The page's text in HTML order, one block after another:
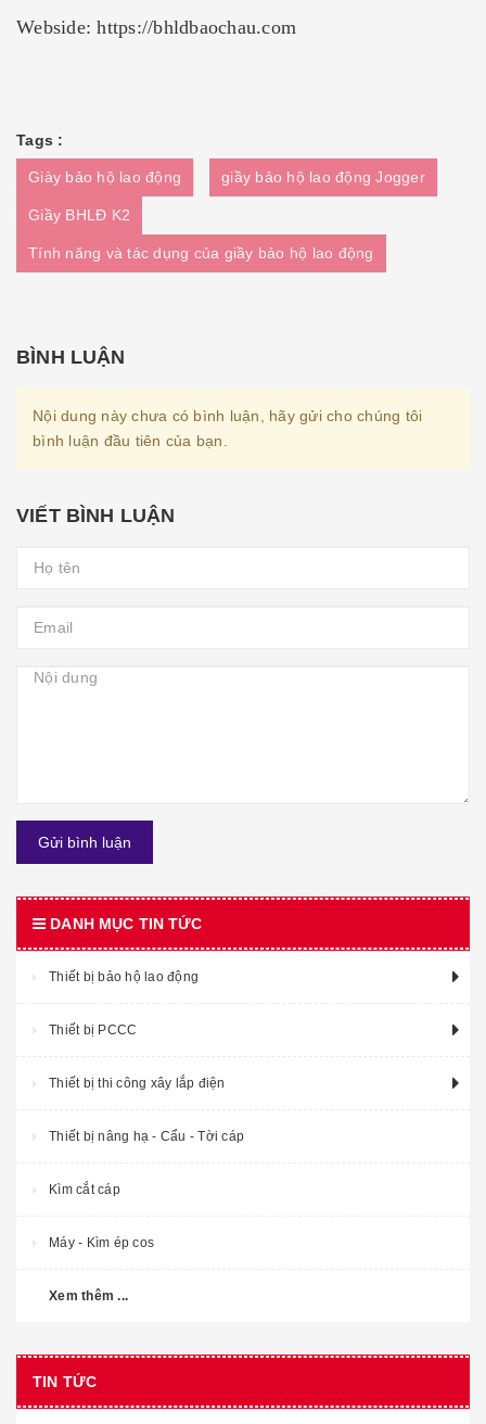
Webside:https://bhldbaochau.com
Tags :
Giày bảo hộ lao động giầy bảo hộ lao động Jogger
Giầy BHLĐ K2
Tính năng và tác dụng của giầy bảo hộ lao động
BÌNH LUẬN
Nội dung này chưa có bình luận, hãy gửi cho chúng tôi
bình luận đầu tiên của bạn.
VIẾT BÌNH LUẬN
Gửi bình luận
DANH MỤC TIN TỨC
Thiết bị bảo hộ lao động
Thiết bị PCCC
Thiết bị thi công xây lắp điện
Thiết bị nâng hạ - Cẩu - Tời cáp
Kìm cắt cáp
Máy - Kìm ép cos
Xem thêm ...
TIN TỨC